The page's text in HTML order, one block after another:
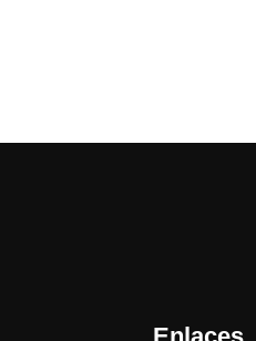
Enlaces